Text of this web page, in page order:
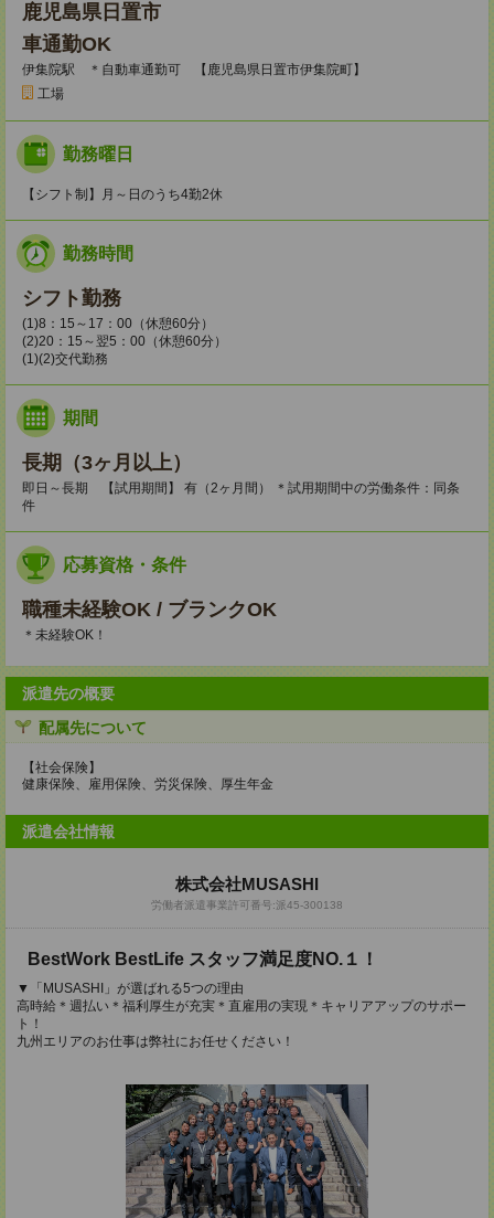
鹿児島県日置市
車通勤OK
伊集院駅 ＊自動車通勤可 【鹿児島県日置市伊集院町】
工場
勤務曜日
【シフト制】月～日のうち4勤2休
勤務時間
シフト勤務
(1)8：15～17：00（休憩60分）
(2)20：15～翌5：00（休憩60分）
(1)(2)交代勤務
期間
長期（3ヶ月以上）
即日～長期 【試用期間】 有（2ヶ月間） ＊試用期間中の労働条件：同条
件
応募資格・条件
職種未経験OK / ブランクOK
＊未経験OK！
派遣先の概要
配属先について
【社会保険】
健康保険、雇用保険、労災保険、厚生年金
派遣会社情報
株式会社MUSASHI
労働者派遣事業許可番号:派45-300138
BestWork BestLife スタッフ満足度NO.１！
▼「MUSASHI」が選ばれる5つの理由
高時給＊週払い＊福利厚生が充実＊直雇用の実現＊キャリアアップのサポー
ト！
九州エリアのお仕事は弊社にお任せください！